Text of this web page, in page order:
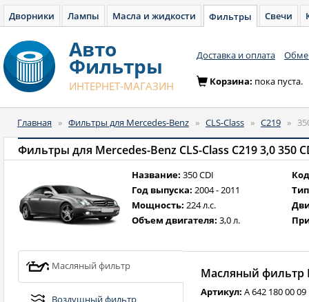
Дворники Лампы Масла и жидкости Фильтры Свечи
Авто
Фильтры
ИНТЕРНЕТ-МАГАЗИН
Доставка и оплата
Корзина: пока пуста.
Главная » Фильтры для Mercedes-Benz » CLS-Class » C219 »
Фильтры для Mercedes-Benz CLS-Class C219 3,0 350
Название: 350 CDI
Год выпуска: 2004 - 2011
Мощность: 224 л.с.
Объем двигателя: 3,0 л.
Масляный фильтр
Воздушный фильтр
Масляный фильтр
Артикул: A 642 180 00 09